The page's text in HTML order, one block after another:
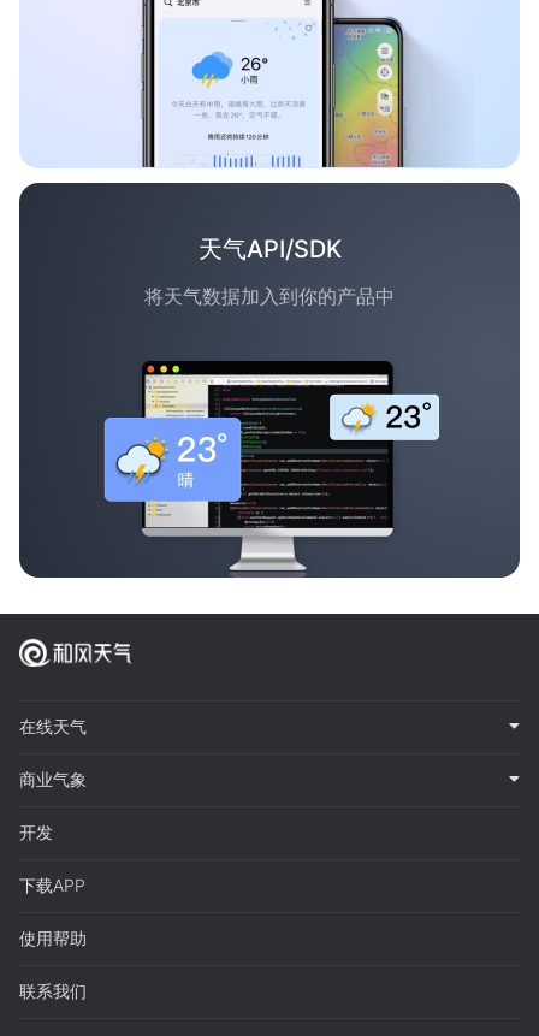
天气API/SDK
将天气数据加入到你的产品中
在线天气
商业气象
开发
下载APP
使用帮助
联系我们